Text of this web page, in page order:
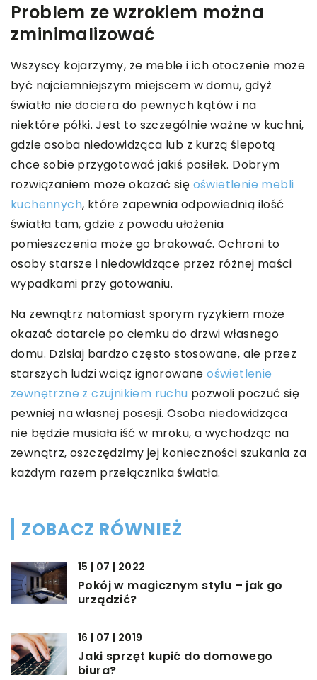
Problem ze wzrokiem można
zminimalizować
Wszyscy kojarzymy, że meble i ich otoczenie może
być najciemniejszym miejscem w domu, gdyż
światło nie dociera do pewnych kątów i na
niektóre półki. Jest to szczególnie ważne w kuchni,
gdzie osoba niedowidząca lub z kurzą ślepotą
chce sobie przygotować jakiś posiłek. Dobrym
rozwiązaniem może okazać się oświetlenie mebli
kuchennych, które zapewnia odpowiednią ilość
światła tam, gdzie z powodu ułożenia
pomieszczenia może go brakować. Ochroni to
osoby starsze i niedowidzące przez różnej maści
wypadkami przy gotowaniu.
Na zewnątrz natomiast sporym ryzykiem może
okazać dotarcie po ciemku do drzwi własnego
domu. Dzisiaj bardzo często stosowane, ale przez
starszych ludzi wciąż ignorowaneoświetlenie
zewnętrzne z czujnikiem ruchu pozwoli poczuć się
pewniej na własnej posesji. Osoba niedowidząca
nie będzie musiała iść w mroku, a wychodząc na
zewnątrz, oszczędzimy jej konieczności szukania za
każdym razem przełącznika światła.
ZOBACZ RÓWNIEŻ
15 | 07 | 2022
Pokój w magicznym stylu – jak go
urządzić?
16 | 07 | 2019
Jaki sprzęt kupić do domowego
biura?